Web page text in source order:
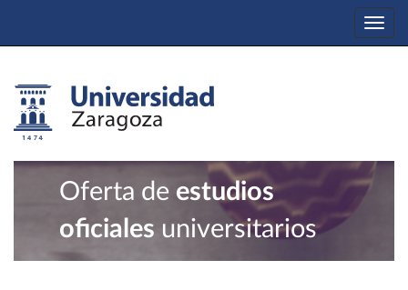
Oferta de estudios
oficiales universitarios